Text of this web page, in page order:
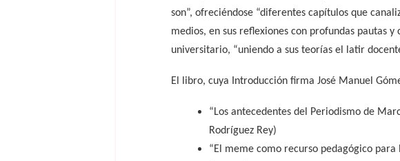
son”, ofreciéndose “diferentes capítulos que
medios, en sus reflexiones con profundas pautas
universitario, “uniendo a sus teorías el latir
El libro, cuya Introducción firma José Manuel
“Los antecedentes del Periodismo de
Rodríguez Rey)
“El meme como recurso pedagógico